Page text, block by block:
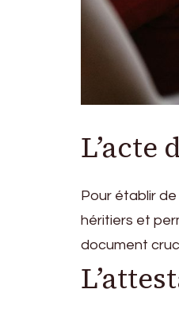
L’acte
Pour établir
héritiers et
document